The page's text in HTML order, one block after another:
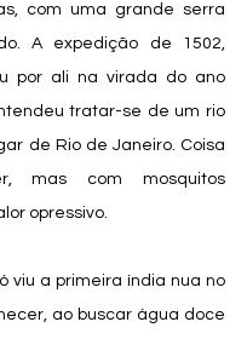
com uma grande serra
A expedição de 1502,
por ali na virada do ano
tratar-se de um rio
de Rio de Janeiro. Coisa
mas com mosquitos
opressivo.
ao buscar água doce